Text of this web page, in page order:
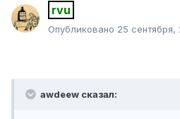
rvu
Опубликовано 25 сентября,
awdeew сказал: